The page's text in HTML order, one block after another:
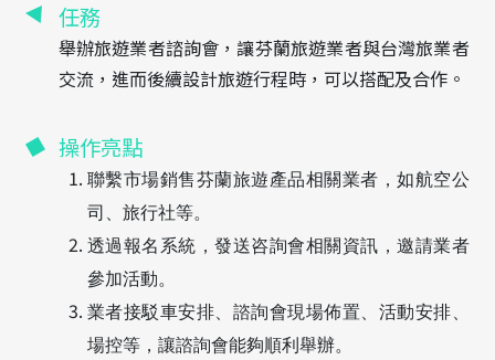
任務
舉辦旅遊業者諮詢會，讓芬蘭旅遊業者與台灣旅業者
交流，進而後續設計旅遊行程時，可以搭配及合作。
操作亮點
聯繫市場銷售芬蘭旅遊產品相關業者，如航空公
司、旅行社等。
透過報名系統，發送咨詢會相關資訊，邀請業者
參加活動。
業者接駁車安排、諮詢會現場佈置、活動安排、
場控等，讓諮詢會能夠順利舉辦。